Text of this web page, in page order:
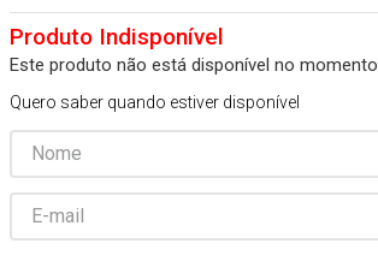
Este produto não está disponível no momento
Quero saber quando estiver disponível
4º Luva Latex
5º Absorvente Geriatrico
6 º Estetoscopio Littmann
Aparelho Pressão
8º Gaze Esteril
9º